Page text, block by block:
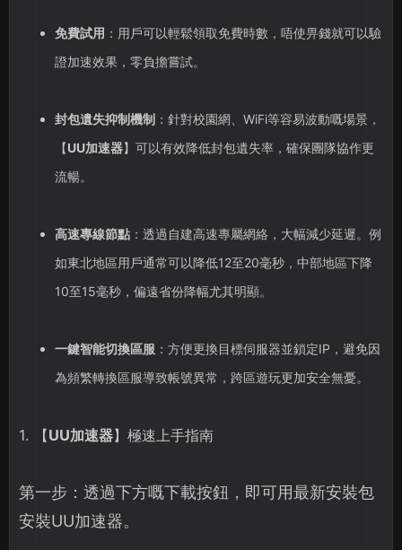
免費試用 ：用戶可以輕鬆領取免費時數，唔使畀錢就可以驗
證加速效果，零負擔嘗試。
封包遺失抑制機制 ：針對校園網、WiFi等容易波動嘅場景，
【UU加速器】可以有效降低封包遺失率，確保團隊協作更
流暢。
高速專線節點：透過自建高速專屬網絡，大幅減少延遲。例
如東北地區用戶通常可以降低12至20毫秒，中部地區下降
10至15毫秒，偏遠省份降幅尤其明顯。
一鍵智能切換區服：方便更換目標伺服器並鎖定IP，避免因
為頻繁轉換區服導致帳號異常，跨區遊玩更加安全無憂。
1. 【UU加速器】極速上手指南
第一步：透過下方嘅下載按鈕，即可用最新安裝包
安裝UU加速器。